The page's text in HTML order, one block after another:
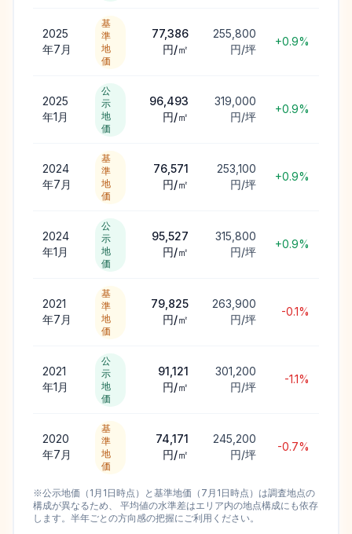
2025
年7月
基
準
地
価
77,386
円/㎡
255,800
円/坪
+0.9%
2025
年1月
公
示
地
価
96,493
円/㎡
319,000
円/坪
+0.9%
2024
年7月
基
準
地
価
76,571
円/㎡
253,100
円/坪
+0.9%
2024
年1月
公
示
地
価
95,527
円/㎡
315,800
円/坪
+0.9%
2021
年7月
基
準
地
価
79,825
円/㎡
263,900
円/坪
-0.1%
2021
年1月
公
示
地
価
91,121
円/㎡
301,200
円/坪
-1.1%
2020
年7月
基
準
地
価
74,171
円/㎡
245,200
円/坪
-0.7%
※公示地価（1月1日時点）と基準地価（7月1日時点）は調査地点の
構成が異なるため、 平均値の水準差はエリア内の地点構成にも依存
します。半年ごとの方向感の把握にご利用ください。